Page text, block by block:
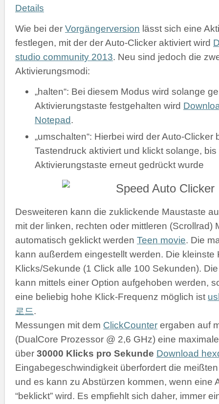
Details
Wie bei der Vorgängerversion lässt sich eine
festlegen, mit der der Auto-Clicker aktiviert wird
studio community 2013. Neu sind jedoch die
Aktivierungsmodi:
„halten“: Bei diesem Modus wird solange
Aktivierungstaste festgehalten wird
Notepad.
„umschalten“: Hierbei wird der Auto-Clicker
Tastendruck aktiviert und klickt solange, bis
Aktivierungstaste erneut gedrückt wurde
Desweiteren kann die zuklickende Maustaste
mit der linken, rechten oder mittleren (Scrollrad)
automatisch geklickt werden Teen movie. Die
kann außerdem eingestellt werden. Die kleinste
Klicks/Sekunde (1 Click alle 100 Sekunden).
kann mittels einer Option aufgehoben werden,
eine beliebig hohe Klick-Frequenz möglich ist
로드.
Messungen mit dem ClickCounter ergaben auf
(DualCore Prozessor @ 2,6 GHz) eine
über 30000 Klicks pro Sekunde Download
Eingabegeschwindigkeit überfordert die
und es kann zu Abstürzen kommen, wenn eine
“beklickt” wird. Es empfiehlt sich daher, immer